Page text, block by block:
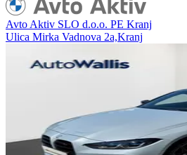
Avto Aktiv SLO d.o.o. PE Kranj
Ulica Mirka Vadnova 2a,Kranj